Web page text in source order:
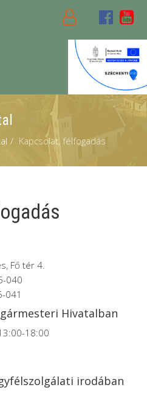
Kapcsolat, félfogadás
Fő tér 4.
040
041
Hivatalban
18:00
irodában